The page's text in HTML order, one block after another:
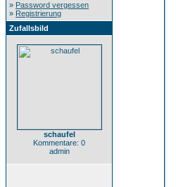
» Password vergessen
» Registrierung
Zufallsbild
schaufel
Kommentare: 0
admin